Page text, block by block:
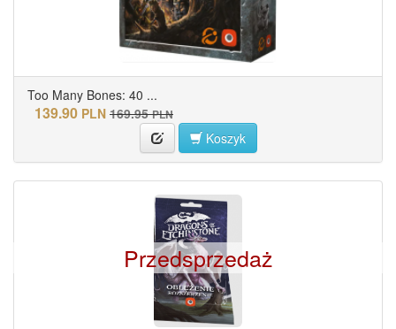
Too Many Bones: 40 ...
139.90 PLN 169.95 PLN
Koszyk
Przedsprzedaż